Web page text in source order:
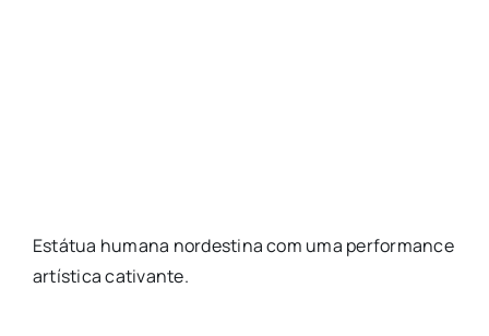
Estátua humana nordestina com uma performance
artística cativante.